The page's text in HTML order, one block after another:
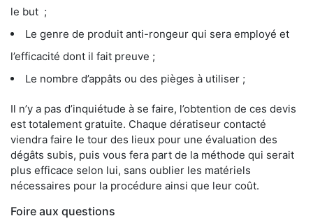
le but ;
Le genre de produit anti-rongeur qui sera employé et
l’efficacité dont il fait preuve ;
Le nombre d’appâts ou des pièges à utiliser ;
Il n’y a pas d’inquiétude à se faire, l’obtention de ces devis
est totalement gratuite. Chaque dératiseur contacté
viendra faire le tour des lieux pour une évaluation des
dégâts subis, puis vous fera part de la méthode qui serait
plus efficace selon lui, sans oublier les matériels
nécessaires pour la procédure ainsi que leur coût.
Foire aux questions